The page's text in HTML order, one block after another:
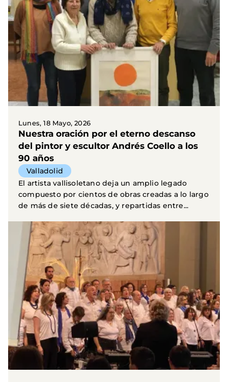
Lunes, 18 Mayo, 2026
Nuestra oración por el eterno descanso
del pintor y escultor Andrés Coello a los
90 años
Valladolid
El artista vallisoletano deja un amplio legado
compuesto por cientos de obras creadas a lo largo
de más de siete décadas, y repartidas entre...